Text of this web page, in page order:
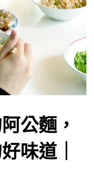
公麵，
味道｜